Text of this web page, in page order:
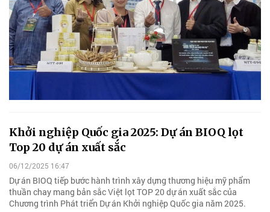
Khởi nghiệp Quốc gia 2025: Dự án BIOQ lọt
Top 20 dự án xuất sắc
06/12/2025 16:47
Dự án BIOQ tiếp bước hành trình xây dựng thương hiệu mỹ phẩm
thuần chay mang bản sắc Việt lọt TOP 20 dự án xuất sắc của
Chương trình Phát triển Dự án Khởi nghiệp Quốc gia năm 2025.